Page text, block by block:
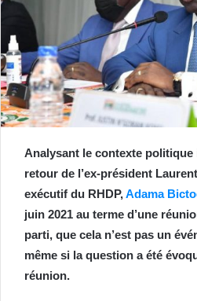
Analysant le contexte
retour de l’ex-président
exécutif du RHDP,Adama
juin 2021 au terme d’une
parti, que cela n’est pas un
même si la question a été
réunion.